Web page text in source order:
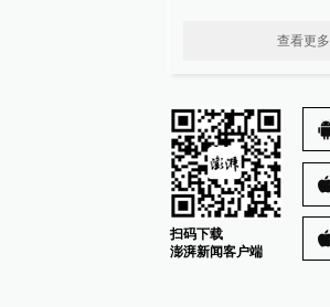
查看更多
扫码下载
澎湃新闻客户端